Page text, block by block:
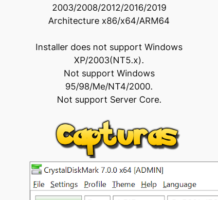
2003/2008/2012/2016/2019
Architecture x86/x64/ARM64
Installer does not support Windows
XP/2003(NT5.x).
Not support Windows
95/98/Me/NT4/2000.
Not support Server Core.